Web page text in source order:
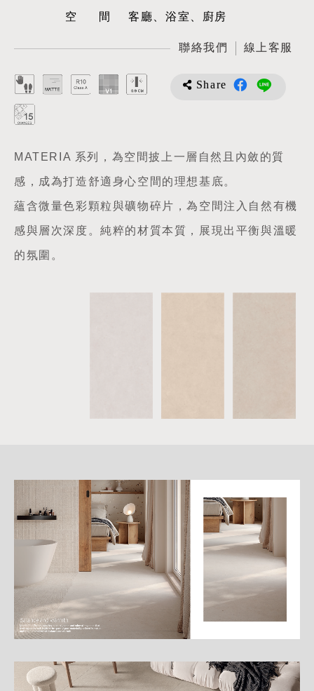
空間客廳、浴室、廚房
聯絡我們 線上客服
Share
MATERIA 系列，為空間披上一層自然且內斂的質
感，成為打造舒適身心空間的理想基底。
蘊含微量色彩顆粒與礦物碎片，為空間注入自然有機
感與層次深度。純粹的材質本質，展現出平衡與溫暖
的氛圍。
詳
細
介